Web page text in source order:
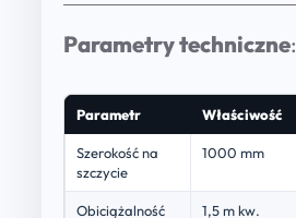
Parametry techniczne:
Parametr Właściwość
Szerokość na
szczycie
1000 mm
Obiciążalność
1,5 m kw.